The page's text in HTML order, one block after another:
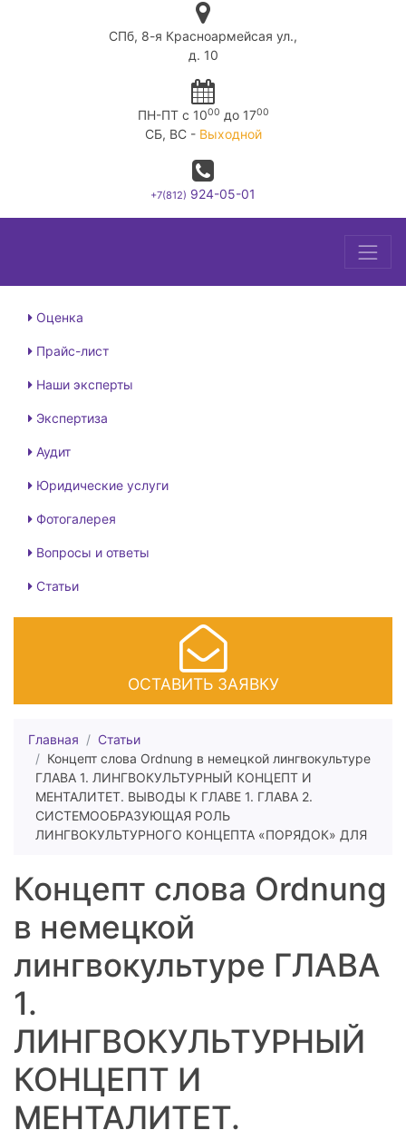
СПб, 8-я Красноармейсая ул.,
д. 10
ПН-ПТ c 1000 до 1700
СБ, ВС - Выходной
+7(812) 924-05-01
Оценка
Прайс-лист
Наши эксперты
Экспертиза
Аудит
Юридические услуги
Фотогалерея
Вопросы и ответы
Статьи
ОСТАВИТЬ ЗАЯВКУ
Главная
Статьи
Концепт слова Ordnung в немецкой лингвокультуре
ГЛАВА 1. ЛИНГВОКУЛЬТУРНЫЙ КОНЦЕПТ И
МЕНТАЛИТЕТ. ВЫВОДЫ К ГЛАВЕ 1. ГЛАВА 2.
СИСТЕМООБРАЗУЮЩАЯ РОЛЬ
ЛИНГВОКУЛЬТУРНОГО КОНЦЕПТА «ПОРЯДОК» ДЛЯ
Концепт слова Ordnung
в немецкой
лингвокультуре ГЛАВА
1.
ЛИНГВОКУЛЬТУРНЫЙ
КОНЦЕПТ И
МЕНТАЛИТЕТ.